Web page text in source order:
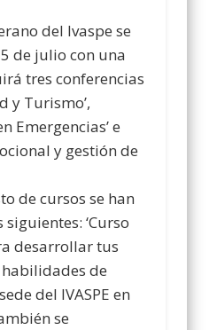
del Ivaspe se
de julio con una
tres conferencias
y Turismo’,
Emergencias’ e
y gestión de
de cursos se han
‘Curso
desarrollar tus
de
del IVASPE en
se